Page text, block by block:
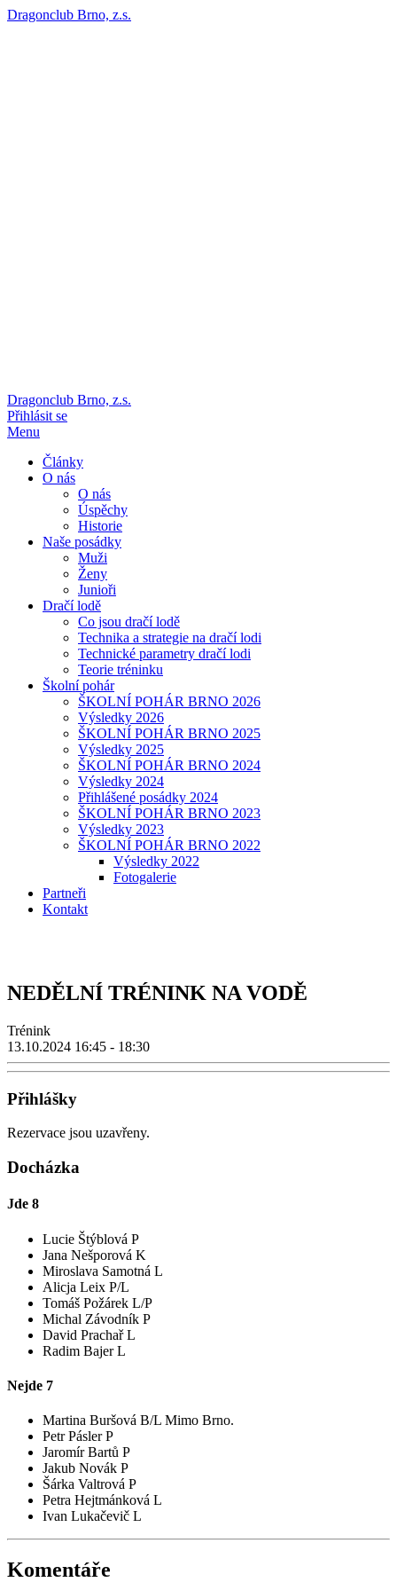
Dragonclub Brno, z.s.
Dragonclub Brno, z.s.
Přihlásit se
Menu
Články
O nás
O nás
Úspěchy
Historie
Naše posádky
Muži
Ženy
Junioři
Dračí lodě
Co jsou dračí lodě
Technika a strategie na dračí lodi
Technické parametry dračí lodi
Teorie tréninku
Školní pohár
ŠKOLNÍ POHÁR BRNO 2026
Výsledky 2026
ŠKOLNÍ POHÁR BRNO 2025
Výsledky 2025
ŠKOLNÍ POHÁR BRNO 2024
Výsledky 2024
Přihlášené posádky 2024
ŠKOLNÍ POHÁR BRNO 2023
Výsledky 2023
ŠKOLNÍ POHÁR BRNO 2022
Výsledky 2022
Fotogalerie
Partneři
Kontakt
NEDĚLNÍ TRÉNINK NA VODĚ
Trénink
13.10.2024 16:45 - 18:30
Přihlášky
Rezervace jsou uzavřeny.
Docházka
Jde 8
Lucie Štýblová P
Jana Nešporová K
Miroslava Samotná L
Alicja Leix P/L
Tomáš Požárek L/P
Michal Závodník P
David Prachař L
Radim Bajer L
Nejde 7
Martina Buršová B/L Mimo Brno.
Petr Pásler P
Jaromír Bartů P
Jakub Novák P
Šárka Valtrová P
Petra Hejtmánková L
Ivan Lukačevič L
Komentáře